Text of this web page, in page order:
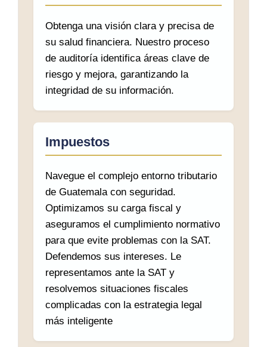
Obtenga una visión clara y precisa de
su salud financiera. Nuestro proceso
de auditoría identifica áreas clave de
riesgo y mejora, garantizando la
integridad de su información.
Impuestos
Navegue el complejo entorno tributario
de Guatemala con seguridad.
Optimizamos su carga fiscal y
aseguramos el cumplimiento normativo
para que evite problemas con la SAT.
Defendemos sus intereses. Le
representamos ante la SAT y
resolvemos situaciones fiscales
complicadas con la estrategia legal
más inteligente